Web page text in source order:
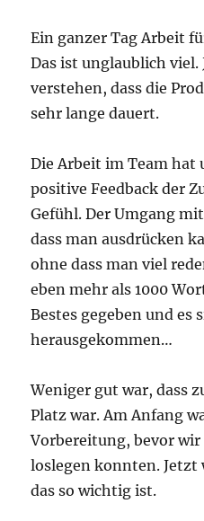
Ein ganzer Tag Arbeit
Das ist unglaublich
verstehen, dass die
sehr lange dauert.
Die Arbeit im Team hat
positive Feedback der
Gefühl. Der Umgang
dass man ausdrücken
ohne dass man viel
eben mehr als 1000
Bestes gegeben und es
herausgekommen…
Weniger gut war, dass
Platz war. Am Anfang
Vorbereitung, bevor
loslegen konnten. Jetzt
das so wichtig ist.